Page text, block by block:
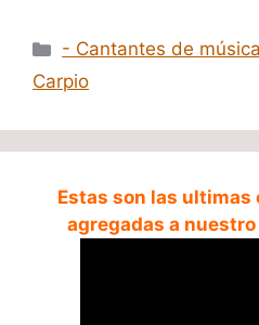
Categorías
- Cantantes de
Carpio
Estas son las ultimas
agregadas a